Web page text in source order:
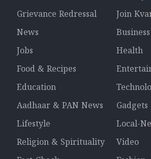
Grievance Redressal
Join
News
Business
Jobs
Health
Food & Recipes
Education
Aadhaar & PAN News
Gadgets
Lifestyle
Local-
Religion & Spirituality
Video